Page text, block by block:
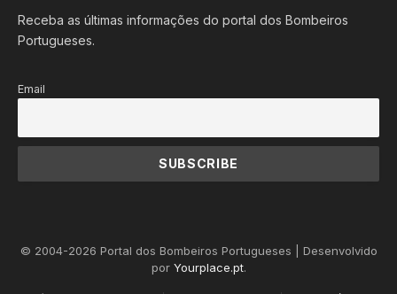
Receba as últimas informações do portal dos Bombeiros
Portugueses.
Email
© 2004-2026 Portal dos Bombeiros Portugueses | Desenvolvido
por Yourplace.pt.